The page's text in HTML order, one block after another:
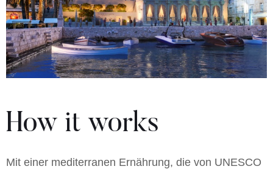
How it works
Mit einer mediterranen Ernährung, die von UNESCO